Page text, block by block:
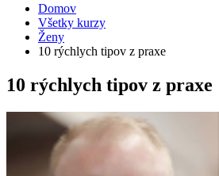
Domov
Všetky kurzy
Ženy
10 rýchlych tipov z praxe
10 rýchlych tipov z praxe